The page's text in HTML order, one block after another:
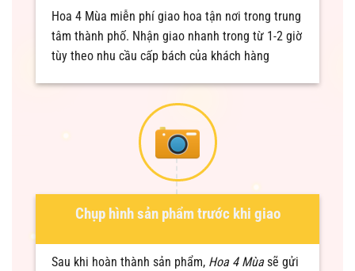
Hoa 4 Mùa miễn phí giao hoa tận nơi trong trung
tâm thành phố. Nhận giao nhanh trong từ 1-2 giờ
tùy theo nhu cầu cấp bách của khách hàng
Chụp hình sản phẩm trước khi giao
Sau khi hoàn thành sản phẩm, Hoa 4 Mùasẽ gửi